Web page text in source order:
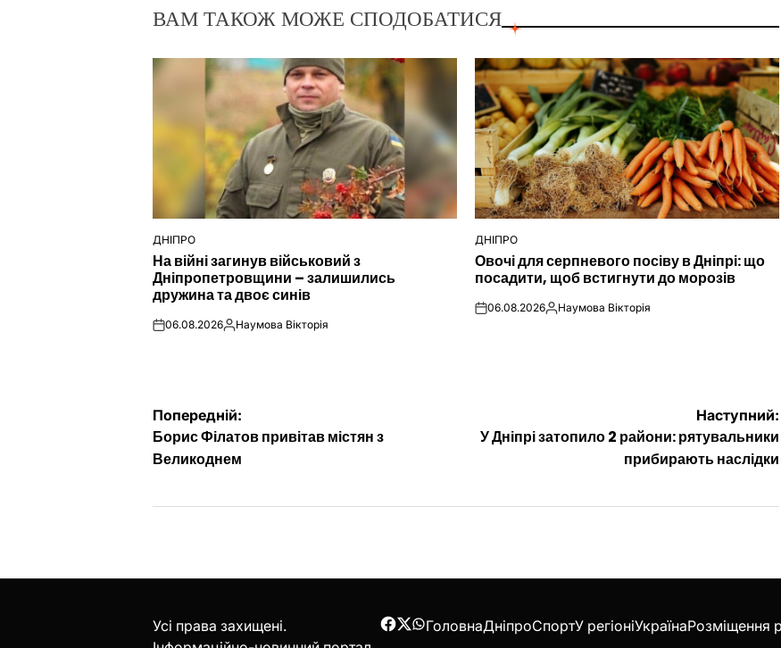
ВАМ ТАКОЖ МОЖЕ СПОДОБАТИСЯ
ОПУБЛІКУВАТИ
У
ДНІПРО
На війні загинув військовий з
Дніпропетровщини – залишились
дружина та двоє синів
on06.08.2026Опубліковано
Наумова Вікторія
ОПУБЛІКУВАТИ
У
ДНІПРО
Овочі для серпневого посіву в Дніпрі: що
посадити, щоб встигнути до морозів
on06.08.2026Опубліковано
Наумова Вікторія
Навігація
записів
Попередній:
Борис Філатов привітав містян з
Великоднем
Наступний:
У Дніпрі затопило 2 райони: рятувальники
прибирають наслідки
Усі права захищені.
Facebook
Twitter
WhatsApp
ГоловнаДніпроСпортУ регіоніУкраїнаРозміщення